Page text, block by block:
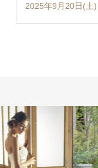
2025年9月20日(土